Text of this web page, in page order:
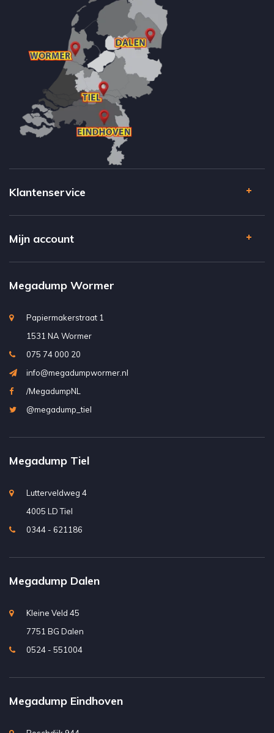
Klantenservice
Mijn account
Megadump Wormer
Papiermakerstraat 1
1531 NA Wormer
075 74 000 20
info@megadumpwormer.nl
/MegadumpNL
@megadump_tiel
Megadump Tiel
Lutterveldweg 4
4005 LD Tiel
0344 - 621186
Megadump Dalen
Kleine Veld 45
7751 BG Dalen
0524 - 551004
Megadump Eindhoven